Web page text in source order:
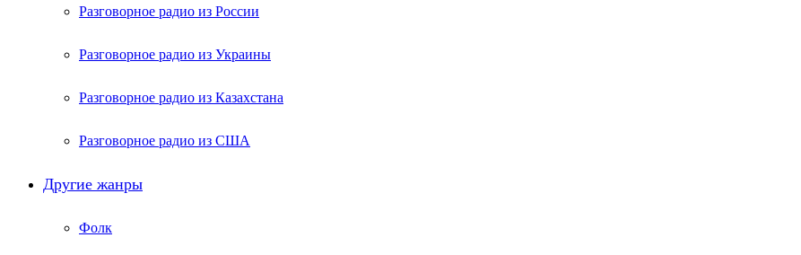
Разговорное радио из России
Разговорное радио из Украины
Разговорное радио из Казахстана
Разговорное радио из США
Другие жанры
Фолк